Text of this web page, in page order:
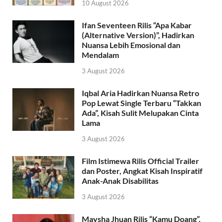
10 August 2026
Ifan Seventeen Rilis “Apa Kabar
(Alternative Version)”, Hadirkan
Nuansa Lebih Emosional dan
Mendalam
3 August 2026
Iqbal Aria Hadirkan Nuansa Retro
Pop Lewat Single Terbaru “Takkan
Ada”, Kisah Sulit Melupakan Cinta
Lama
3 August 2026
Film Istimewa Rilis Official Trailer
dan Poster, Angkat Kisah Inspiratif
Anak-Anak Disabilitas
3 August 2026
Maysha Jhuan Rilis “Kamu Doang”,